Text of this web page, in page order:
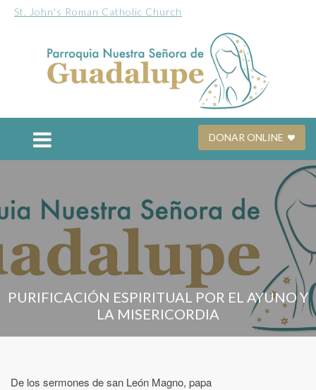
St. John's Roman Catholic Church
DONAR ONLINE
PURIFICACIÓN ESPIRITUAL POR EL AYUNO Y
LA MISERICORDIA
De los sermones de san León Magno, papa